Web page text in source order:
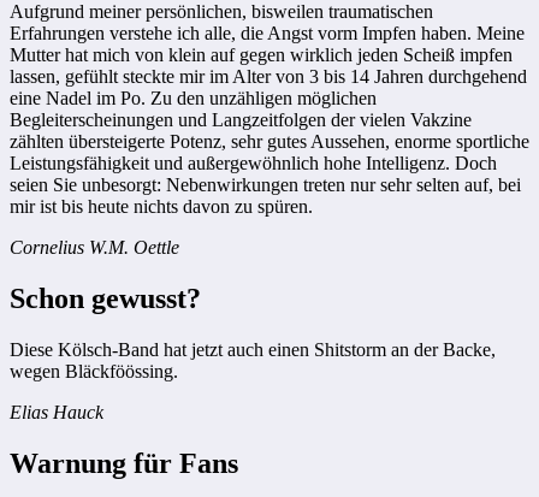
Aufgrund meiner persönlichen, bisweilen traumatischen
Erfahrungen verstehe ich alle, die Angst vorm Impfen haben. Meine
Mutter hat mich von klein auf gegen wirklich jeden Scheiß impfen
lassen, gefühlt steckte mir im Alter von 3 bis 14 Jahren durchgehend
eine Nadel im Po. Zu den unzähligen möglichen
Begleiterscheinungen und Langzeitfolgen der vielen Vakzine
zählten übersteigerte Potenz, sehr gutes Aussehen, enorme sportliche
Leistungsfähigkeit und außergewöhnlich hohe Intelligenz. Doch
seien Sie unbesorgt: Nebenwirkungen treten nur sehr selten auf, bei
mir ist bis heute nichts davon zu spüren.
Cornelius W.M. Oettle
Schon gewusst?
Diese Kölsch-Band hat jetzt auch einen Shitstorm an der Backe,
wegen Bläckföössing.
Elias Hauck
Warnung für Fans